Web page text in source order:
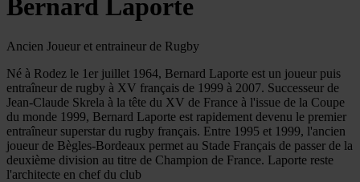
Bernard Laporte
Ancien Joueur et entraineur de Rugby
Né à Rodez le 1er juillet 1964, Bernard Laporte est un joueur puis
entraîneur de rugby à XV français de 1999 à 2007. Successeur de
Jean-Claude Skrela à la tête du XV de France à l'issue de la Coupe
du monde 1999, Bernard Laporte est rapidement devenu le premier
entraîneur superstar du rugby français. Entre 1995 et 1999, l'ancien
joueur de Bègles-Bordeaux permet au Stade Français de passer de la
deuxième division au titre de Champion de France. Laporte reste
l'architecte en chef du club